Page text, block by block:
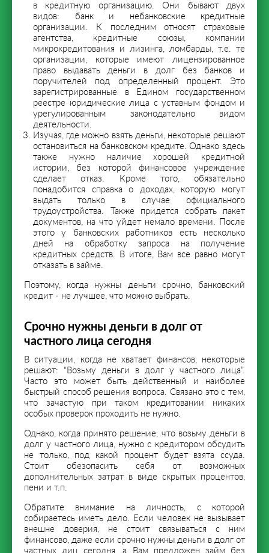
в кредитную организацию. Они бывают двух
видов: банк и небанковские кредитные
организации. К последним относят страховые
агентства, кредитные союзы, компании
микрокредитования и лизинга, ломбарды, т.е. те
организации, которые имеют лицензированное
право выдавать деньги в долг без банков и
поручителей под определенный процент. Это
зарегистрированные в Едином государственном
реестре юридические лица с уставным фондом и
урегулированным законодательно видом
деятельности.
Изучая, где можно взять деньги, некоторые решают
остановиться на банковском кредите. Однако здесь
также нужно наличие хорошей кредитной
истории, без которой финансовое учреждение
сделает отказ. Кроме того, обязательно
понадобится справка о доходах, которую могут
выдать только в случае официального
трудоустройства. Также придется собрать пакет
документов, на что уйдет немало времени. После
этого у банковских работников есть несколько
дней на обработку запроса на получение
кредитных средств. В итоге, Вам все равно могут
отказать в займе.
Поэтому, когда нужны деньги срочно, банковский
кредит - не лучшее, что можно выбрать.
Срочно нужны деньги в долг от
частного лица сегодня
В ситуации, когда не хватает финансов, некоторые
решают: “Возьму деньги в долг у частного лица”.
Часто это может быть действенный и наиболее
быстрый способ решения вопроса. Связано это с тем,
что зачастую при таком кредитовании никаких
особых проверок проходить не нужно.
Однако, когда принято решение, что возьму деньги в
долг у частного лица, нужно с кредитором обсудить
не только, под какой процент будет взята ссуда.
Стоит обезопасить себя от возможных
дополнительных затрат в виде скрытых процентов,
пени и т.п.
Обратите внимание на личность, с которой
собираетесь иметь дело. Если человек не вызывает
внешне доверия, не стоит связываться с ним
финансово, даже если срочно нужны деньги в долг от
частных лиц сегодня, а Вам предложен займ без